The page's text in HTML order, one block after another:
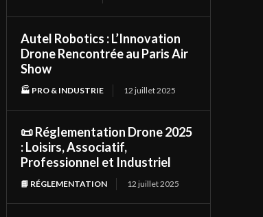
Autel Robotics : L’Innovation
Drone Rencontrée au Paris Air
Show
🏭 PRO & INDUSTRIE 12 juillet 2025
📜 Réglementation Drone 2025
: Loisirs, Associatif,
Professionnel et Industriel
📘 RÉGLEMENTATION 12 juillet 2025